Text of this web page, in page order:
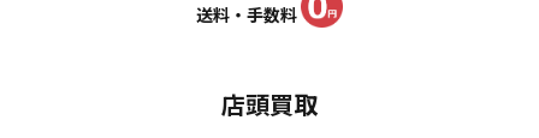
送料・手数料
店頭買取